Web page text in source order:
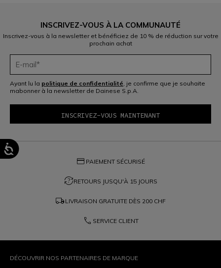
INSCRIVEZ-VOUS À LA COMMUNAUTÉ
Inscrivez-vous à la newsletter et bénéficiez de 10 % de réduction sur votre
prochain achat
Ayant lu la politique de confidentialité, je confirme que je souhaite
mabonner à la newsletter de Dainese S.p.A.
credit_card PAIEMENT SÉCURISÉ
question_exchangeRETOURS JUSQU'À 15 JOURS
local_shipping LIVRAISON GRATUITE DÈS 200 CHF
phone SERVICE CLIENT
DÉCOUVRIR NOS PARTENAIRES DE MARQUE